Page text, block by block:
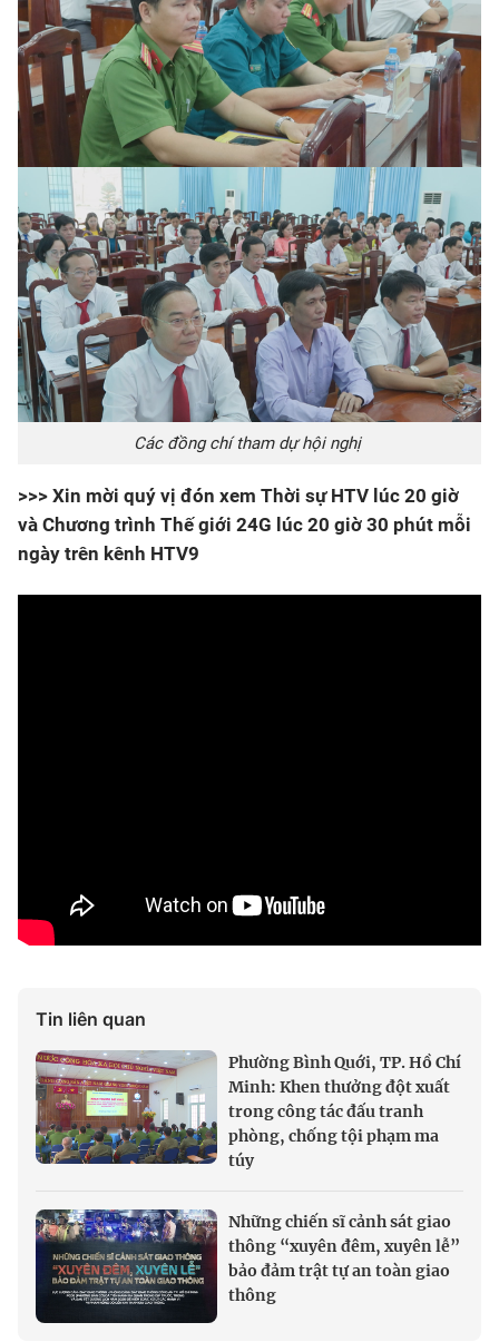
Các đồng chí tham dự hội nghị
>>> Xin mời quý vị đón xem Thời sự HTV lúc 20 giờ
và Chương trình Thế giới 24G lúc 20 giờ 30 phút mỗi
ngày trên kênh HTV9
Tin liên quan
Phường Bình Quới, TP. Hồ Chí
Minh: Khen thưởng đột xuất
trong công tác đấu tranh
phòng, chống tội phạm ma
túy
Những chiến sĩ cảnh sát giao
thông “xuyên đêm, xuyên lễ”
bảo đảm trật tự an toàn giao
thông